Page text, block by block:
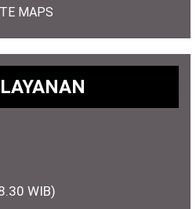
MAPS
WIB)